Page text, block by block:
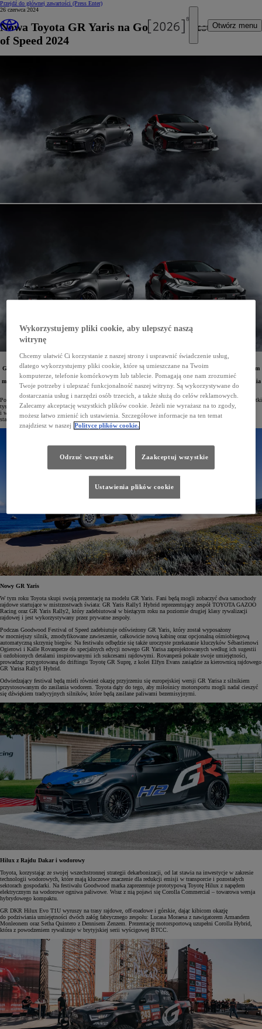
Przejdź do głównej zawartości (Press Enter)
Otwórz menu
26 czerwca 2024
Nowa Toyota GR Yaris na Goodwood Festival
of Speed 2024
Goodwood Festival of Speed, na którym zadebiutuje nowa Toyota GR Yaris, a marka przekaże swoim
mistrzom świata kluczyki do limitowanych wersji specjalnych. Szeroka publiczność będzie miała
możliwość zobaczenia w akcji aut z rajdowych mistrzostw świata oraz Rajdu Dakar, a także przyjrzenia
się modelom na wodór.
Podczas Goodwood Festival of Speed w rezydencji Goodwood House w południowej Anglii gromadzą się setki
tysięcy entuzjastów motoryzacji. Przez kilka dni goście mają okazję zobaczyć unikalne samochody rajdowe
i wyścigowe, najnowsze modele produkcyjne, a także wiele prototypów i klasyków. Toyota od dawna jest
stałym uczestnikiem tego prestiżowego festiwalu.
Nowy GR Yaris
W tym roku Toyota skupi swoją prezentację na modelu GR Yaris. Fani będą mogli zobaczyć dwa samochody
rajdowe startujące w mistrzostwach świata: GR Yaris Rally1 Hybrid reprezentujący zespół TOYOTA GAZOO
Racing oraz GR Yaris Rally2, który zadebiutował w bieżącym roku na poziomie drugiej klasy rywalizacji
rajdowej i jest wykorzystywany przez prywatne zespoły.
Podczas Goodwood Festival of Speed zadebiutuje odświeżony GR Yaris, który został wyposażony
w mocniejszy silnik, zmodyfikowane zawieszenie, całkowicie nową kabinę oraz opcjonalną ośmiobiegową
automatyczną skrzynię biegów. Na festiwalu odbędzie się także uroczyste przekazanie kluczyków Sébastienowi
Ogierowi i Kalle Rovanperze do specjalnych edycji nowego GR Yarisa zaprojektowanych według ich sugestii
i ozdobionych detalami inspirowanymi ich sukcesami rajdowymi. Rovanperä pokaże swoje umiejętności,
prowadząc przygotowaną do driftingu Toyotę GR Suprę, z kolei Elfyn Evans zasiądzie za kierownicą rajdowego
GR Yarisa Rally1 Hybrid.
Odwiedzający festiwal będą mieli również okazję przyjrzeniu się europejskiej wersji GR Yarisa z silnikiem
przystosowanym do zasilania wodorem. Toyota dąży do tego, aby miłośnicy motorsportu mogli nadal cieszyć
się dźwiękiem tradycyjnych silników, które będą zasilane paliwami bezemisyjnymi.
Hilux z Rajdu Dakar i wodorowy
Toyota, korzystając ze swojej wszechstronnej strategii dekarbonizacji, od lat stawia na inwestycje w zakresie
technologii wodorowych, które mają kluczowe znaczenie dla redukcji emisji w transporcie i pozostałych
sektorach gospodarki. Na festiwalu Goodwood marka zaprezentuje prototypową Toyotę Hilux z napędem
elektrycznym na wodorowe ogniwa paliwowe. Wraz z nią pojawi się Corolla Commercial – towarowa wersja
hybrydowego kompaktu.
GR DKR Hilux Evo T1U wyruszy na trasy rajdowe, off-roadowe i górskie, dając kibicom okazję
do podziwiania umiejętności dwóch załóg fabrycznego zespołu: Lucasa Moraesa z nawigatorem Armandem
Monleonem oraz Setha Quintero z Dennisem Zenzem. Prezentację motorsportową uzupełni Corolla Hybrid,
która z powodzeniem rywalizuje w brytyjskiej serii wyścigowej BTCC.
Wykorzystujemy pliki cookie, aby ulepszyć naszą
witrynę
Chcemy ułatwić Ci korzystanie z naszej strony i usprawnić świadczenie usług,
dlatego wykorzystujemy pliki cookie, które są umieszczane na Twoim
komputerze, telefonie komórkowym lub tablecie. Pomagają one nam zrozumieć
Twoje potrzeby i ulepszać funkcjonalność naszej witryny. Są wykorzystywane do
dostarczania usług i narzędzi osób trzecich, a także służą do celów reklamowych.
Zalecamy akceptację wszystkich plików cookie. Jeżeli nie wyrażasz na to zgody,
możesz łatwo zmienić ich ustawienia. Szczegółowe informacje na ten temat
znajdziesz w naszej Polityce plików cookie.
Odrzuć wszystkie Zaakceptuj wszystkie
Ustawienia plików cookie